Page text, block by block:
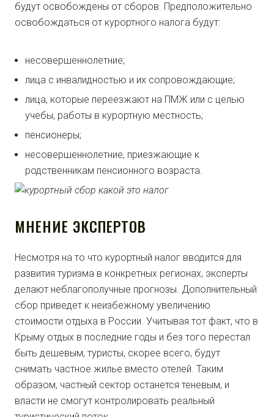
будут освобождены от сборов. Предположительно
освобождаться от курортного налога будут:
несовершеннолетние;
лица с инвалидностью и их сопровождающие;
лица, которые переезжают на ПМЖ или с целью
учебы, работы в курортную местность;
пенсионеры;
несовершеннолетние, приезжающие к
родственникам пенсионного возраста.
МНЕНИЕ ЭКСПЕРТОВ
Несмотря на то что курортный налог вводится для
развития туризма в конкретных регионах, эксперты
делают неблагополучные прогнозы. Дополнительный
сбор приведет к неизбежному увеличению
стоимости отдыха в России. Учитывая тот факт, что в
Крыму отдых в последние годы и без того перестал
быть дешевым, туристы, скорее всего, будут
снимать частное жилье вместо отелей. Таким
образом, частный сектор останется теневым, и
власти не смогут контролировать реальный